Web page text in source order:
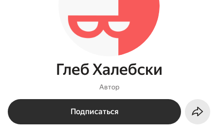
Глеб Халебски
Автор
Подписаться